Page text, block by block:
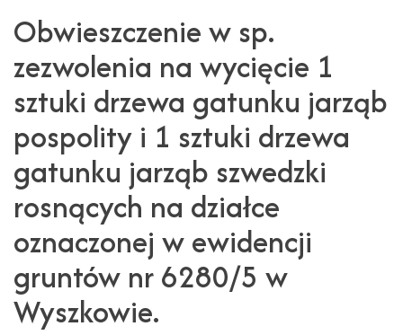
gruntów
nr
6280/5
w
Wyszkowie.
Gmina
Wyszków
Obwieszczenie w sp.
zezwolenia na wycięcie 1
sztuki drzewa gatunku jarząb
pospolity i 1 sztuki drzewa
gatunku jarząb szwedzki
rosnących na działce
oznaczonej w ewidencji
gruntów nr 6280/5 w
Wyszkowie.